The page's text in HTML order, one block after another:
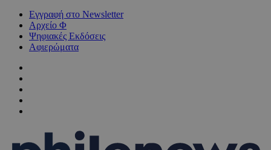
Εγγραφή στο Newsletter
Αρχείο Φ
Ψηφιακές Εκδόσεις
Αφιερώματα